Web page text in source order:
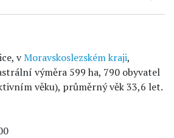
vMoravskoslezském kraji,
výměra 599 ha, 790 obyvatel
věku), průměrný věk 33,6 let.